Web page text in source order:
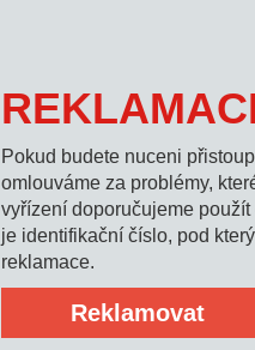
Pokud budete nuceni
omlouváme za problémy,
vyřízení doporučujeme
je identifikační číslo, pod
reklamace.
Reklamovat